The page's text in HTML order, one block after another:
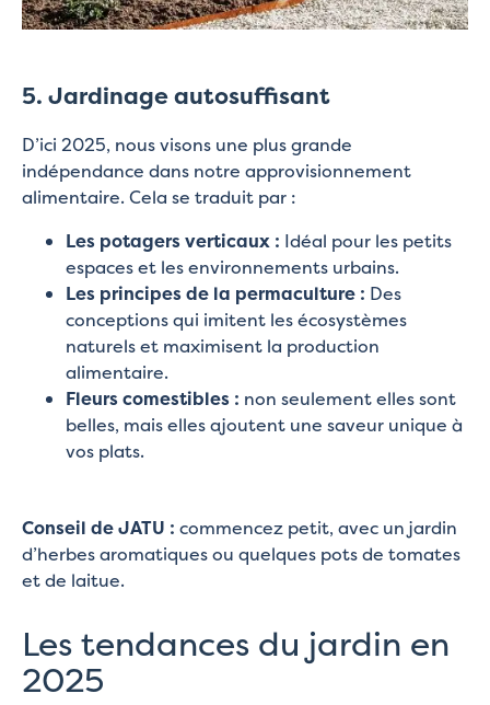
5. Jardinage autosuffisant
D’ici 2025, nous visons une plus grande
indépendance dans notre approvisionnement
alimentaire. Cela se traduit par :
Les potagers verticaux : Idéal pour les petits
espaces et les environnements urbains.
Les principes de la permaculture : Des
conceptions qui imitent les écosystèmes
naturels et maximisent la production
alimentaire.
Fleurs comestibles : non seulement elles sont
belles, mais elles ajoutent une saveur unique à
vos plats.
Conseil de JATU : commencez petit, avec un jardin
d’herbes aromatiques ou quelques pots de tomates
et de laitue.
Les tendances du jardin en
2025